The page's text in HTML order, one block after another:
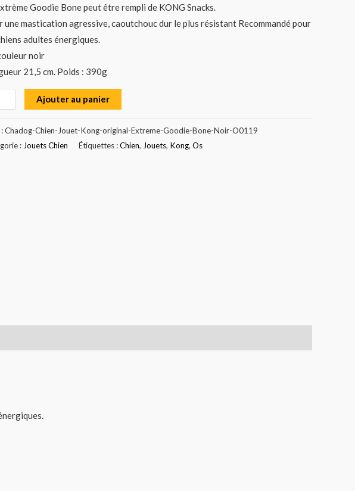
Goodie Bone peut être rempli de KONG Snacks.
une mastication agressive, caoutchouc dur le plus résistant Recommandé pour
adultes énergiques.
noir
21,5 cm. Poids : 390g
Ajouter au panier
Chadog-Chien-Jouet-Kong-original-Extreme-Goodie-Bone-Noir-O0119
: Jouets Chien Étiquettes :Chien, Jouets, Kong, Os